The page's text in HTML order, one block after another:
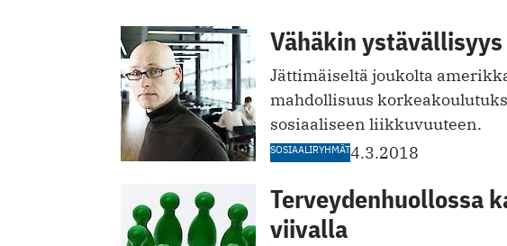
Vähäkin
Jättimäiseltä joukolta
mahdollisuus
sosiaaliseen liikkuvuuteen.
SOSIAALIRYHMÄT4.3.2018
Terveydenhuollossa
viivalla